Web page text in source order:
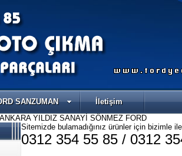
SANZUMAN
İletişim
YILDIZ SANAYİ SÖNMEZ FORD
Sitemizde bulamadığınız ürünler için bizimle
0312 354 55 85 / 0312